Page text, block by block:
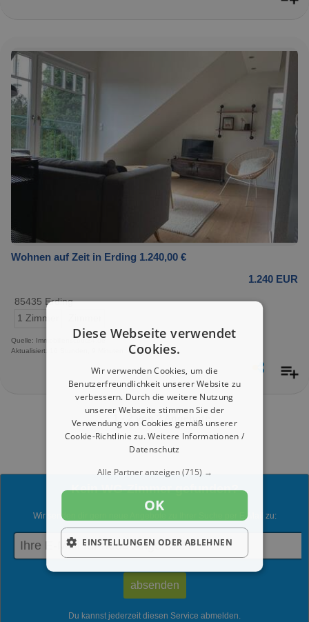
Wohnen auf Zeit in Erding 1.240,00 €
1.240 EUR
85435 Erding
1 Zimmer
Quelle: Immobilienscout24.de
Aktualisiert: 16 Stunden, 9 Minuten
1 - 2 von 2 Angebote
Kein WG-Zimmer gefunden?
Wir senden dir gern neue Angebote zu Ihrer Suche per E-Mail zu:
Du kannst jederzeit diesen Service abmelden.
Diese Webseite verwendet
Cookies.
Wir verwenden Cookies, um die
Benutzerfreundlichkeit unserer Website zu
verbessern. Durch die weitere Nutzung
unserer Webseite stimmen Sie der
Verwendung von Cookies gemäß unserer
Cookie-Richtlinie zu.Weitere Informationen /
Datenschutz
Alle Partner anzeigen(715) →
OK
EINSTELLUNGEN ODER ABLEHNEN